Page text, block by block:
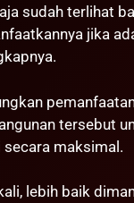
sudah terlihat
jika
tersebut
maksimal.
lebih baik